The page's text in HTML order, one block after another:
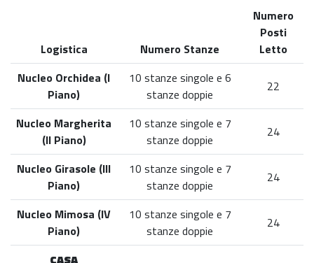
Logistica Numero Stanze
Numero
Posti
Letto
Nucleo Orchidea (I
Piano)
10 stanze singole e 6
stanze doppie
22
Nucleo Margherita
(II Piano)
10 stanze singole e 7
stanze doppie
24
Nucleo Girasole (III
Piano)
10 stanze singole e 7
stanze doppie
24
Nucleo Mimosa (IV
Piano)
10 stanze singole e 7
stanze doppie
24
CASA